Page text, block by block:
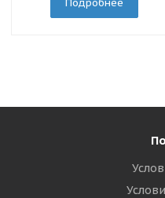
Подробнее